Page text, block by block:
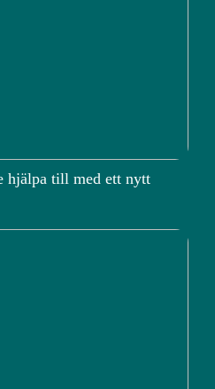
hjälpa till med ett nytt